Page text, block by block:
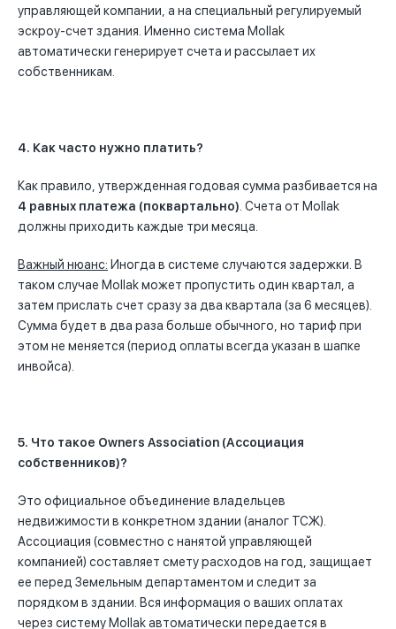
управляющей компании, а на специальный регулируемый
эскроу-счет здания. Именно система Mollak
автоматически генерирует счета и рассылает их
собственникам.
4. Как часто нужно платить?
Как правило, утвержденная годовая сумма разбивается на
4 равных платежа (поквартально). Счета от Mollak
должны приходить каждые три месяца.
Важный нюанс: Иногда в системе случаются задержки. В
таком случае Mollak может пропустить один квартал, а
затем прислать счет сразу за два квартала (за 6 месяцев).
Сумма будет в два раза больше обычного, но тариф при
этом не меняется (период оплаты всегда указан в шапке
инвойса).
5. Что такое Owners Association (Ассоциация
собственников)?
Это официальное объединение владельцев
недвижимости в конкретном здании (аналог ТСЖ).
Ассоциация (совместно с нанятой управляющей
компанией) составляет смету расходов на год, защищает
ее перед Земельным департаментом и следит за
порядком в здании. Вся информация о ваших оплатах
через систему Mollak автоматически передается в